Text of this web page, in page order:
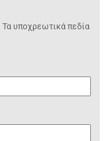
Τα υποχρεωτικά πεδία